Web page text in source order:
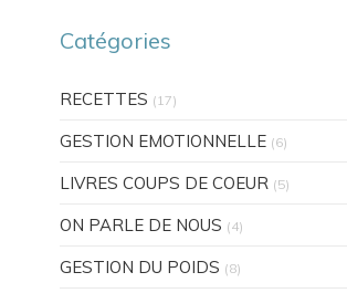
Catégories
RECETTES (17)
GESTION EMOTIONNELLE (6)
LIVRES COUPS DE COEUR (5)
ON PARLE DE NOUS (4)
GESTION DU POIDS (8)